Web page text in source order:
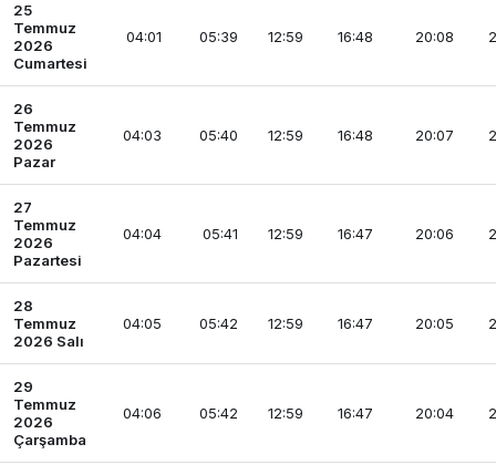
25
Temmuz
2026
Cumartesi
04:01 05:39 12:59 16:48 20:08
26
Temmuz
2026
Pazar
04:03 05:40 12:59 16:48 20:07
27
Temmuz
2026
Pazartesi
04:04 05:41 12:59 16:47 20:06
28
Temmuz
2026 Salı
04:05 05:42 12:59 16:47 20:05
29
Temmuz
2026
Çarşamba
04:06 05:42 12:59 16:47 20:04